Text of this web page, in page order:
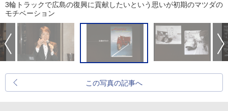
3輪トラックで広島の復興に貢献したいという思いが初期のマツダの
モチベーション
この写真の記事へ